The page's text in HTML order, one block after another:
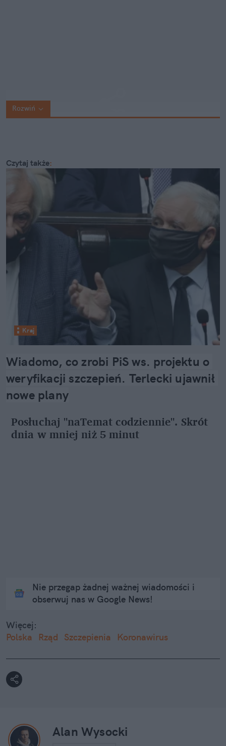
Rozwiń
Czytaj także:
Kraj
Wiadomo, co zrobi PiS ws. projektu o
weryfikacji szczepień. Terlecki ujawnił
nowe plany
Posłuchaj "naTemat codziennie". Skrót
dnia w mniej niż 5 minut
Nie przegap żadnej ważnej wiadomości i
obserwuj nas w Google News!
Więcej:
Polska
Rząd Szczepienia Koronawirus
Alan Wysocki